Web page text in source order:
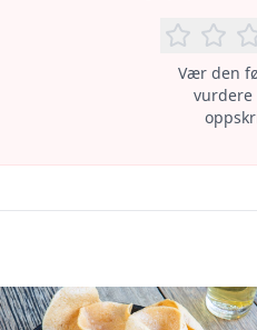
Vær den
vurdere